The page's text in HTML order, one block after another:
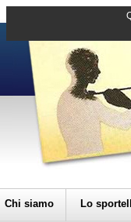
Chi siamo Lo